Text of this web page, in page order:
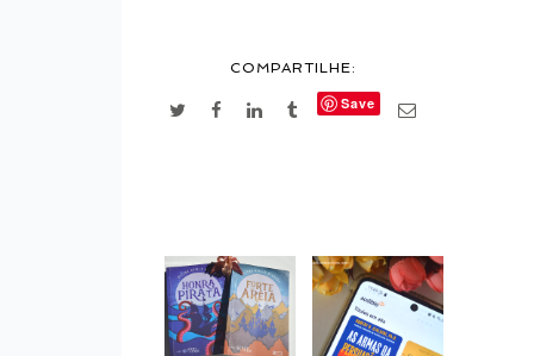
COMPARTILHE:
Save